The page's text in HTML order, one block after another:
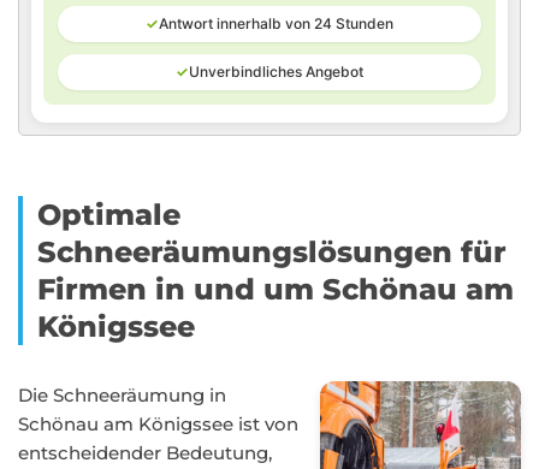
✓Antwort innerhalb von 24 Stunden
✓Unverbindliches Angebot
Optimale
Schneeräumungslösungen für
Firmen in und um Schönau am
Königssee
Die Schneeräumung in
Schönau am Königssee ist von
entscheidender Bedeutung,